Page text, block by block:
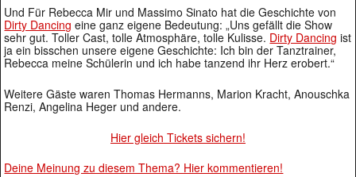
Und Für Rebecca Mir und Massimo Sinato hat die Geschichte von
Dirty Dancing eine ganz eigene Bedeutung: „Uns gefällt die Show
sehr gut. Toller Cast, tolle Atmosphäre, tolle Kulisse. Dirty Dancing ist
ja ein bisschen unsere eigene Geschichte: Ich bin der Tanztrainer,
Rebecca meine Schülerin und ich habe tanzend ihr Herz erobert.“
Weitere Gäste waren Thomas Hermanns, Marion Kracht, Anouschka
Renzi, Angelina Heger und andere.
Hier gleich Tickets sichern!
Deine Meinung zu diesem Thema? Hier kommentieren!